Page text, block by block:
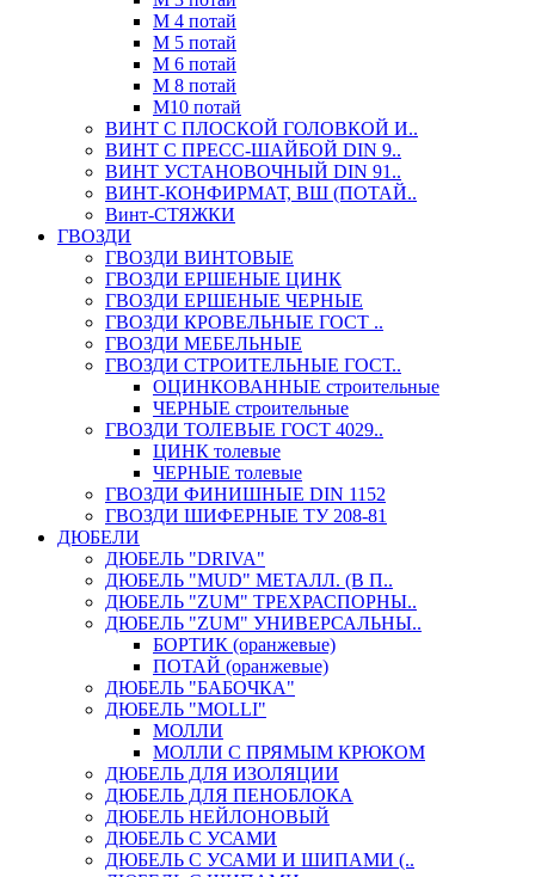
М 4 потай
М 5 потай
М 6 потай
М 8 потай
М10 потай
ВИНТ С ПЛОСКОЙ ГОЛОВКОЙ И..
ВИНТ С ПРЕСС-ШАЙБОЙ DIN 9..
ВИНТ УСТАНОВОЧНЫЙ DIN 91..
ВИНТ-КОНФИРМАТ, ВШ (ПОТАЙ..
Винт-СТЯЖКИ
ГВОЗДИ
ГВОЗДИ ВИНТОВЫЕ
ГВОЗДИ ЕРШЕНЫЕ ЦИНК
ГВОЗДИ ЕРШЕНЫЕ ЧЕРНЫЕ
ГВОЗДИ КРОВЕЛЬНЫЕ ГОСТ ..
ГВОЗДИ МЕБЕЛЬНЫЕ
ГВОЗДИ СТРОИТЕЛЬНЫЕ ГОСТ..
ОЦИНКОВАННЫЕ строительные
ЧЕРНЫЕ строительные
ГВОЗДИ ТОЛЕВЫЕ ГОСТ 4029..
ЦИНК толевые
ЧЕРНЫЕ толевые
ГВОЗДИ ФИНИШНЫЕ DIN 1152
ГВОЗДИ ШИФЕРНЫЕ ТУ 208-81
ДЮБЕЛИ
ДЮБЕЛЬ "DRIVA"
ДЮБЕЛЬ "MUD" МЕТАЛЛ. (В П..
ДЮБЕЛЬ "ZUM" ТРЕХРАСПОРНЫ..
ДЮБЕЛЬ "ZUM" УНИВЕРСАЛЬНЫ..
БОРТИК (оранжевые)
ПОТАЙ (оранжевые)
ДЮБЕЛЬ "БАБОЧКА"
ДЮБЕЛЬ "МOLLI"
МОЛЛИ
МОЛЛИ С ПРЯМЫМ КРЮКОМ
ДЮБЕЛЬ ДЛЯ ИЗОЛЯЦИИ
ДЮБЕЛЬ ДЛЯ ПЕНОБЛОКА
ДЮБЕЛЬ НЕЙЛОНОВЫЙ
ДЮБЕЛЬ С УСАМИ
ДЮБЕЛЬ С УСАМИ И ШИПАМИ (..